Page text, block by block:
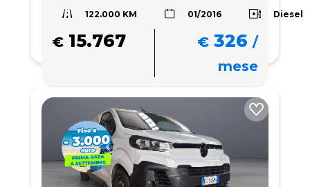
122.000 KM 01/2016 Diesel
€ 15.767 € 326 /
mese